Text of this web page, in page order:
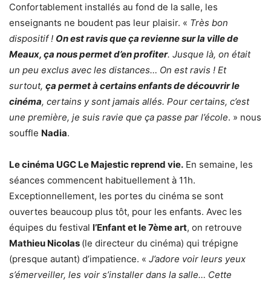
Confortablement installés au fond de la salle, les
enseignants ne boudent pas leur plaisir. « Très bon
dispositif ! On est ravis que ça revienne sur la ville de
Meaux, ça nous permet d’en profiter. Jusque là, on était
un peu exclus avec les distances… On est ravis ! Et
surtout, ça permet à certains enfants de découvrir le
cinéma, certains y sont jamais allés. Pour certains, c’est
une première, je suis ravie que ça passe par l’école. » nous
souffle Nadia.
Le cinéma UGC Le Majestic reprend vie. En semaine, les
séances commencent habituellement à 11h.
Exceptionnellement, les portes du cinéma se sont
ouvertes beaucoup plus tôt, pour les enfants. Avec les
équipes du festival l’Enfant et le 7ème art, on retrouve
Mathieu Nicolas (le directeur du cinéma) qui trépigne
(presque autant) d’impatience. « J’adore voir leurs yeux
s’émerveiller, les voir s’installer dans la salle… Cette